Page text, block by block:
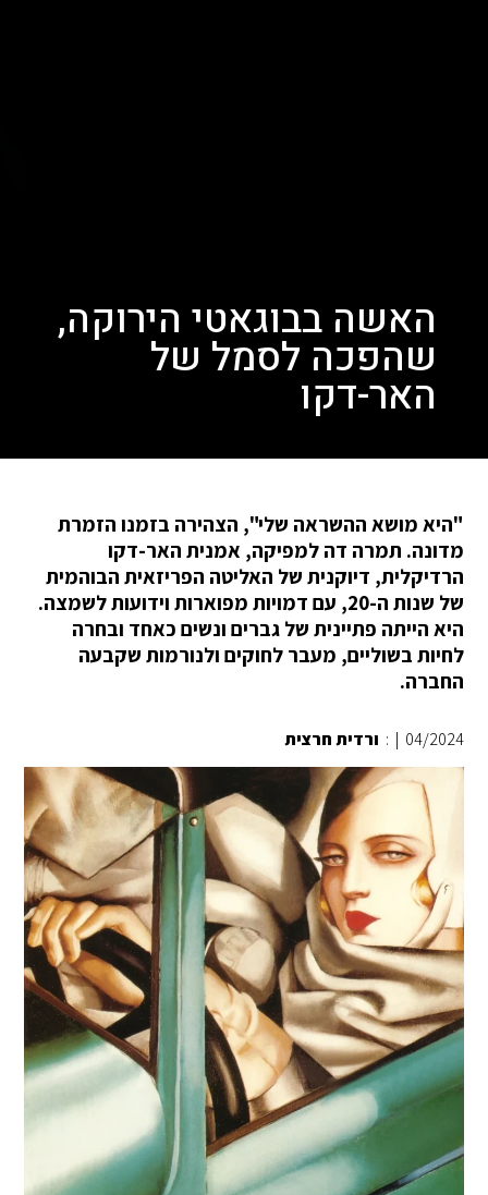
האשה בבוגאטי הירוקה,
שהפכה לסמל של
האר-דקו
"היא מושא ההשראה שלי", הצהירה בזמנו הזמרת
מדונה. תמרה דה למפיקה, אמנית האר-דקו
הרדיקלית, דיוקנית של האליטה הפריזאית הבוהמית
של שנות ה-20, עם דמויות מפוארות וידועות לשמצה.
היא הייתה פתיינית של גברים ונשים כאחד ובחרה
לחיות בשוליים, מעבר לחוקים ולנורמות שקבעה
החברה.
04/2024
|
: ורדית חרצית